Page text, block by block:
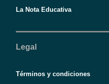
La Nota Educativa
Legal
Términos y condiciones